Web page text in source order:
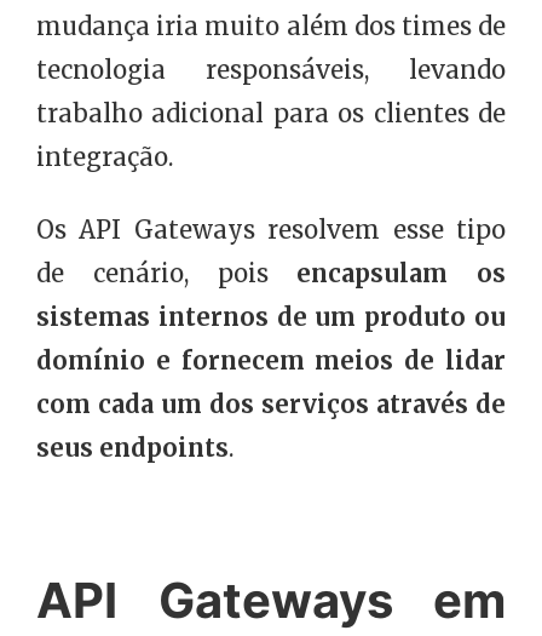
mudança iria muito além dos times de
tecnologia responsáveis, levando
trabalho adicional para os clientes de
integração.
Os API Gateways resolvem esse tipo
de cenário, pois encapsulam os
sistemas internos de um produto ou
domínio e fornecem meios de lidar
com cada um dos serviços através de
seus endpoints.
API Gateways em